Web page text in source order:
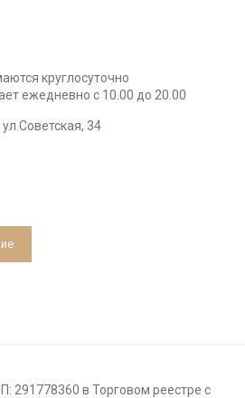
круглосуточно
ежедневно с 10.00 до 20.00
34
291778360 в Торговом реестре с